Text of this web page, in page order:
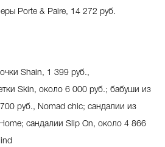
Porte & Paire, 14 272 руб.
Shain, 1 399 руб.,
Skin, около 6 000 руб.; бабуши из
700 руб., Nomad chic; cандалии из
Home; cандалии Slip On, около 4 866